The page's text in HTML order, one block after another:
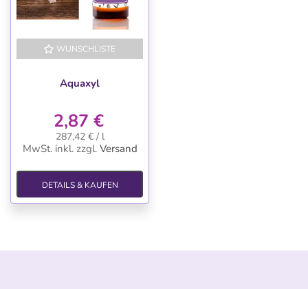
WUNSCHLISTE
Aquaxyl
2,87 €
287,42 € / l
MwSt. inkl. zzgl. Versand
DETAILS & KAUFEN